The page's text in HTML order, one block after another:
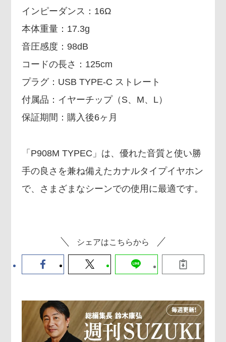
インピーダンス：16Ω
本体重量：17.3g
音圧感度：98dB
コードの長さ：125cm
プラグ：USB TYPE-C ストレート
付属品：イヤーチップ（S、M、L）
保証期間：購入後6ヶ月
「P908M TYPEC」は、優れた音質と使い勝
手の良さを兼ね備えたカナルタイプイヤホン
で、さまざまなシーンでの使用に最適です。
シェアはこちらから